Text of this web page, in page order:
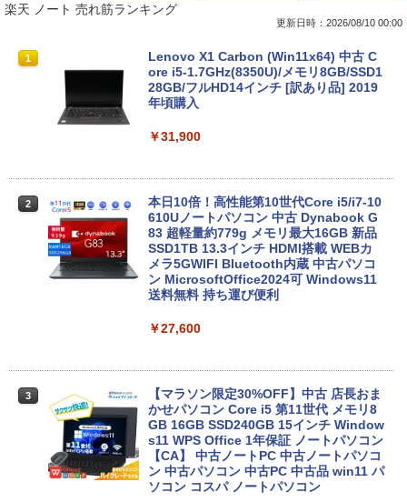
楽天 ノート 売れ筋ランキング
更新日時：2026/08/10 00:00
1
Lenovo X1 Carbon (Win11x64) 中古 C
ore i5-1.7GHz(8350U)/メモリ8GB/SSD1
28GB/フルHD14インチ [訳あり品] 2019
年頃購入
￥31,900
2
本日10倍！高性能第10世代Core i5/i7-10
610Uノートパソコン 中古 Dynabook G
83 超軽量約779g メモリ最大16GB 新品
SSD1TB 13.3インチ HDMI搭載 WEBカ
メラ5GWIFI Bluetooth内蔵 中古パソコ
ン MicrosoftOffice2024可 Windows11
送料無料 持ち運び便利
￥27,600
3
【マラソン限定30%OFF】中古 店長おま
かせパソコン Core i5 第11世代 メモリ8
GB 16GB SSD240GB 15インチ Window
s11 WPS Office 1年保証 ノートパソコン
【CA】 中古ノートPC 中古ノートパソコ
ン 中古パソコン 中古PC 中古品 win11 パ
ソコン コスパ ノートパソコン